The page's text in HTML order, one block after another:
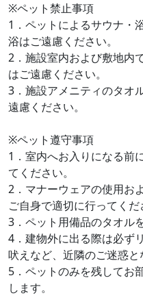
※ペット禁止事項
1．ペットによるサウナ・
浴はご遠慮ください。
2．施設室内および敷地内
はご遠慮ください。
3．施設アメニティのタオ
遠慮ください。
※ペット遵守事項
1．室内へお入りになる前
てください。
2．マナーウェアの使用お
ご自身で適切に行ってくだ
3．ペット用備品のタオル
4．建物外に出る際は必ず
吠えなど、近隣のご迷惑と
5．ペットのみを残してお
します。